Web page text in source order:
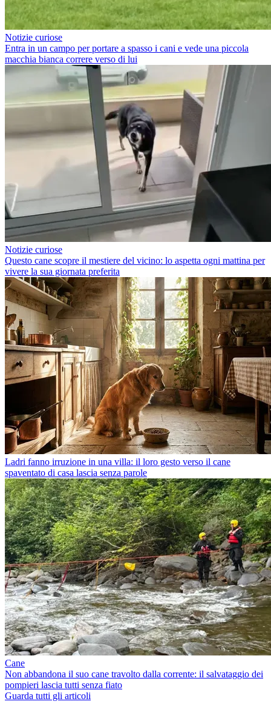
Notizie curiose
Entra in un campo per portare a spasso i cani e vede una piccola
macchia bianca correre verso di lui
Notizie curiose
Questo cane scopre il mestiere del vicino: lo aspetta ogni mattina per
vivere la sua giornata preferita
Ladri fanno irruzione in una villa: il loro gesto verso il cane
spaventato di casa lascia senza parole
Cane
Non abbandona il suo cane travolto dalla corrente: il salvataggio dei
pompieri lascia tutti senza fiato
Guarda tutti gli articoli